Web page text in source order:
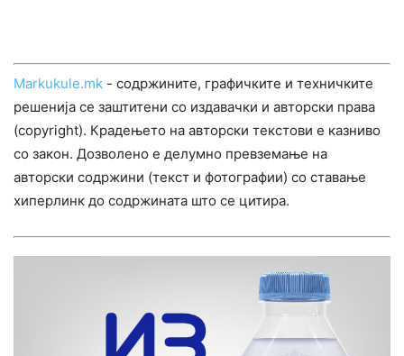
Markukule.mk - содржините, графичките и техничките
решенија се заштитени со издавачки и авторски права
(copyright). Крадењето на авторски текстови е казниво
со закон. Дозволено е делумно превземање на
авторски содржини (текст и фотографии) со ставање
хиперлинк до содржината што се цитира.